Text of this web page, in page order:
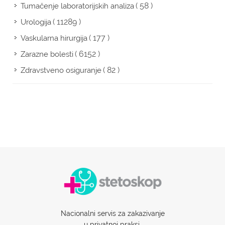
Tumačenje laboratorijskih analiza( 58 )
Urologija( 11289 )
Vaskularna hirurgija( 177 )
Zarazne bolesti( 6152 )
Zdravstveno osiguranje( 82 )
Nacionalni servis za zakazivanje